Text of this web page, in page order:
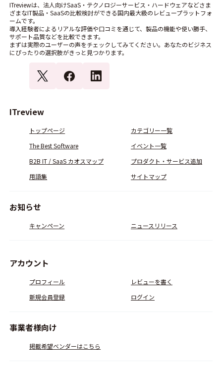
ITreviewは、法人向けSaaS・テクノロジーサービス・ハードウェアなどさま
ざまなIT製品・SaaSの比較検討ができる国内最大級のレビュープラットフォ
ームです。
導入経験者によるリアルな評価や口コミを通じて、製品の機能や使い勝手、
サポート品質などを比較できます。
まずは実際のユーザーの声をチェックしてみてください。あなたのビジネス
にぴったりの選択肢がきっと見つかります。
ITreview
トップページ
カテゴリー一覧
The Best Software
イベント一覧
B2B IT / SaaS カオスマップ
プロダクト・サービス追加
用語集
サイトマップ
お知らせ
キャンペーン ニュースリリース
アカウント
プロフィール
レビューを書く
新規会員登録
ログイン
事業者様向け
掲載希望ベンダーはこちら